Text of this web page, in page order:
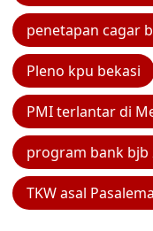
penetapan cagar
Pleno kpu bekasi
PMI terlantar di
program bank bjb
TKW asal